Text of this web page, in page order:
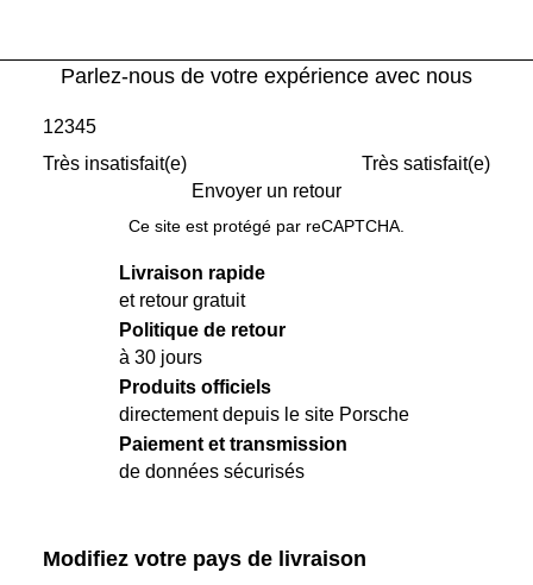
Parlez-nous de votre expérience avec nous
Très insatisfait(e)
12345
Très satisfait(e)
Envoyer un retour
Ce site est protégé par reCAPTCHA.
Livraison rapide
et retour gratuit
Politique de retour
à 30 jours
Produits officiels
directement depuis le site Porsche
Paiement et transmission
de données sécurisés
Modifiez votre pays de livraison